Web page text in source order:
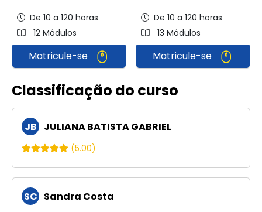
De 10 a 120 horas
12 Módulos
Matricule-se
De 10 a 120 horas
13 Módulos
Matricule-se
Classificação do curso
JB JULIANA BATISTA GABRIEL
(5.00)
SC Sandra Costa